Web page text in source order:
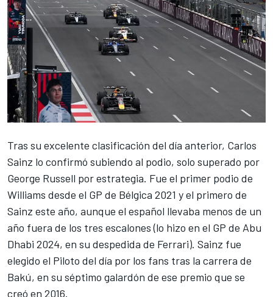
Tras su excelente clasificación del día anterior, Carlos
Sainz lo confirmó subiendo al podio, solo superado por
George Russell por estrategia. Fue el primer podio de
Williams desde el GP de Bélgica 2021 y el primero de
Sainz este año, aunque el español llevaba menos de un
año fuera de los tres escalones (lo hizo en el GP de Abu
Dhabi 2024, en su despedida de Ferrari). Sainz fue
elegido el Piloto del día por los fans tras la carrera de
Bakú, en su séptimo galardón de ese premio que se
creó en 2016.